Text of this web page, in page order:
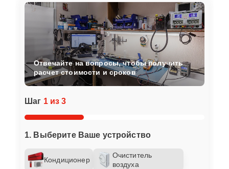
Шаг 1 из 3
1. Выберите Ваше устройство
Кондиционер
Очиститель
воздуха
Отвечайте на вопросы, чтобы получить
расчет стоимости и сроков